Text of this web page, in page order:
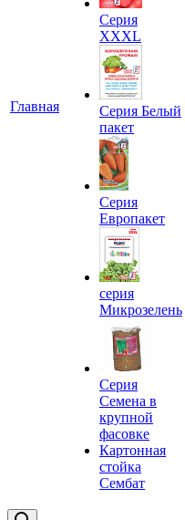
Главная
Серия
XXXL
Серия Белый
пакет
Серия
Европакет
серия
Микрозелень
Серия
Семена в
крупной
фасовке
Картонная
стойка
Сембат